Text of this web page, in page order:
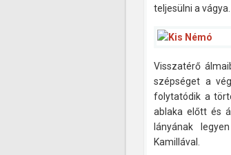
teljesülni a vágya.
Visszatérő
szépséget a
folytatódik a
ablaka előtt és
lányának
Kamillával.